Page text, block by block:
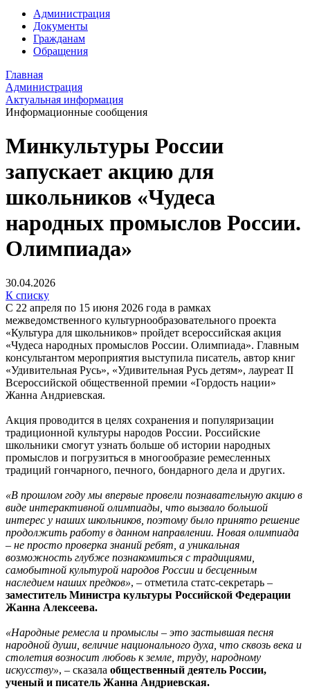
Администрация
Документы
Гражданам
Обращения
Главная
Администрация
Актуальная информация
Информационные сообщения
Минкультуры России
запускает акцию для
школьников «Чудеса
народных промыслов России.
Олимпиада»
30.04.2026
К списку
С 22 апреля по 15 июня 2026 года в рамках
межведомственного культурнообразовательного проекта
«Культура для школьников» пройдет всероссийская акция
«Чудеса народных промыслов России. Олимпиада». Главным
консультантом мероприятия выступила писатель, автор книг
«Удивительная Русь», «Удивительная Русь детям», лауреат II
Всероссийской общественной премии «Гордость нации»
Жанна Андриевская.
Акция проводится в целях сохранения и популяризации
традиционной культуры народов России. Российские
школьники смогут узнать больше об истории народных
промыслов и погрузиться в многообразие ремесленных
традиций гончарного, печного, бондарного дела и других.
«В прошлом году мы впервые провели познавательную акцию в
виде интерактивной олимпиады, что вызвало большой
интерес у наших школьников, поэтому было принято решение
продолжить работу в данном направлении. Новая олимпиада
– не просто проверка знаний ребят, а уникальная
возможность глубже познакомиться с традициями,
самобытной культурой народов России и бесценным
наследием наших предков», – отметила статс-секретарь –
заместитель Министра культуры Российской Федерации
Жанна Алексеева.
«Народные ремесла и промыслы – это застывшая песня
народной души, величие национального духа, что сквозь века и
столетия возносит любовь к земле, труду, народному
искусству», – сказала общественный деятель России,
ученый и писатель Жанна Андриевская.